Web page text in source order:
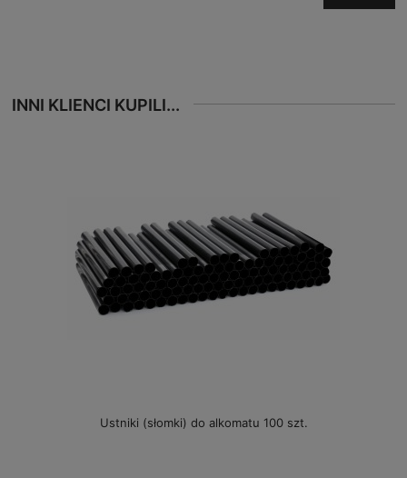
INNI KLIENCI KUPILI...
Ustniki (słomki) do alkomatu 100 szt.